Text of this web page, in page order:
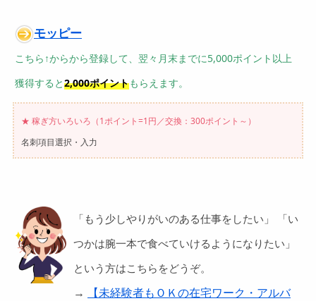
モッピー
こちら↑からから登録して、翌々月末までに5,000ポイント以上
獲得すると2,000ポイントもらえます。
★ 稼ぎ方いろいろ（1ポイント=1円／交換：300ポイント～）
名刺項目選択・入力
「もう少しやりがいのある仕事をしたい」 「い
つかは腕一本で食べていけるようになりたい」
という方はこちらをどうぞ。
→
【未経験者もＯＫの在宅ワーク・アルバ